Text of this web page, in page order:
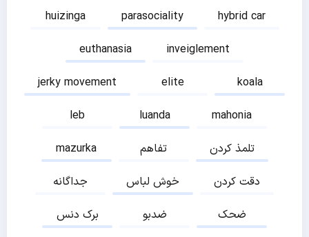
huizinga
parasociality
hybrid car
euthanasia
inveiglement
jerky movement
elite
koala
leb
luanda
mahonia
mazurka
تفاهم
تلمذ کردن
جداگانه
خوش لباس
دقت کردن
برک دنس
ضدبو
ضحک